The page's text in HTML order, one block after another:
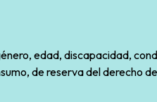
edad, discapacidad,
de reserva del derecho